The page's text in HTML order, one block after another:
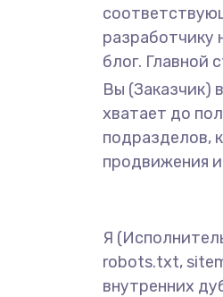
разработчику
блог. Главной
Вы (Заказчик)
хватает до
подразделов,
продвижения
Я
robots.txt,
внутренних